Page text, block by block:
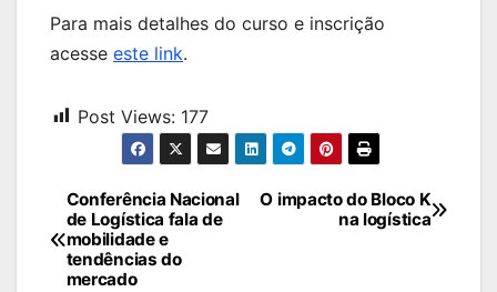
Para mais detalhes do curso e inscrição
acesse este link.
Post Views: 177
Navegação
de
Post
O impacto do Bloco K
na logística
Conferência Nacional
de Logística fala de
mobilidade e
tendências do
mercado